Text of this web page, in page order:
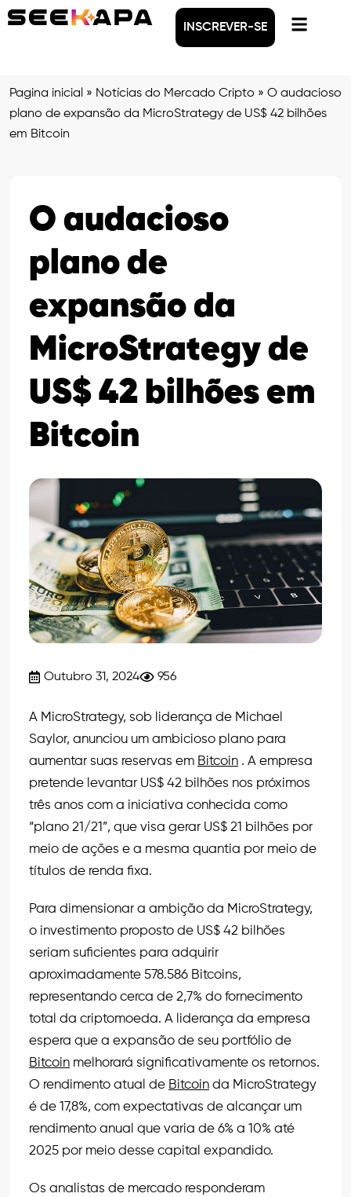
INSCREVER-SE
Pagina inicial » Notícias do Mercado Cripto » O audacioso
plano de expansão da MicroStrategy de US$ 42 bilhões
em Bitcoin
O audacioso
plano de
expansão da
MicroStrategy de
US$ 42 bilhões em
Bitcoin
Outubro 31, 2024 956
A MicroStrategy, sob liderança de Michael
Saylor, anunciou um ambicioso plano para
aumentar suas reservas em Bitcoin . A empresa
pretende levantar US$ 42 bilhões nos próximos
três anos com a iniciativa conhecida como
“plano 21/21”, que visa gerar US$ 21 bilhões por
meio de ações e a mesma quantia por meio de
títulos de renda fixa.
Para dimensionar a ambição da MicroStrategy,
o investimento proposto de US$ 42 bilhões
seriam suficientes para adquirir
aproximadamente 578.586 Bitcoins,
representando cerca de 2,7% do fornecimento
total da criptomoeda. A liderança da empresa
espera que a expansão de seu portfólio de
Bitcoin melhorará significativamente os retornos.
O rendimento atual de Bitcoin da MicroStrategy
é de 17,8%, com expectativas de alcançar um
rendimento anual que varia de 6% a 10% até
2025 por meio desse capital expandido.
Os analistas de mercado responderam